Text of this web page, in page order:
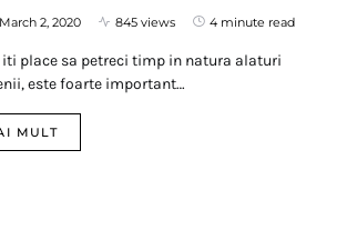
March 2, 2020 845 views 4 minute read
iti place sa petreci timp in natura alaturi
este foarte important…
MULT